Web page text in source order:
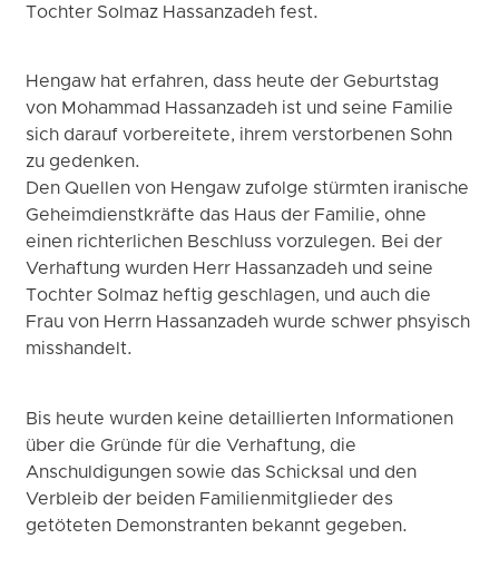
Tochter Solmaz Hassanzadeh fest.
Hengaw hat erfahren, dass heute der Geburtstag
von Mohammad Hassanzadeh ist und seine Familie
sich darauf vorbereitete, ihrem verstorbenen Sohn
zu gedenken.
Den Quellen von Hengaw zufolge stürmten iranische
Geheimdienstkräfte das Haus der Familie, ohne
einen richterlichen Beschluss vorzulegen. Bei der
Verhaftung wurden Herr Hassanzadeh und seine
Tochter Solmaz heftig geschlagen, und auch die
Frau von Herrn Hassanzadeh wurde schwer phsyisch
misshandelt.
Bis heute wurden keine detaillierten Informationen
über die Gründe für die Verhaftung, die
Anschuldigungen sowie das Schicksal und den
Verbleib der beiden Familienmitglieder des
getöteten Demonstranten bekannt gegeben.